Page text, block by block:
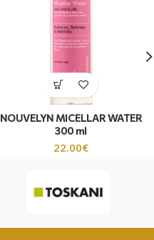
NOUVELYN MICELLAR WATER
300 ml
22.00€